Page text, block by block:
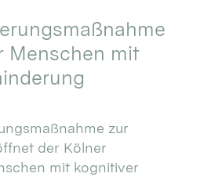
Menschen mit
zur
der Kölner
mit kognitiver